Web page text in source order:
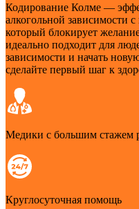
Кодирование Колме —
алкогольной зависимости
который блокирует
идеально подходит для
зависимости и начать
сделайте первый шаг к
Медики с большим стажем
Круглосуточная помощь